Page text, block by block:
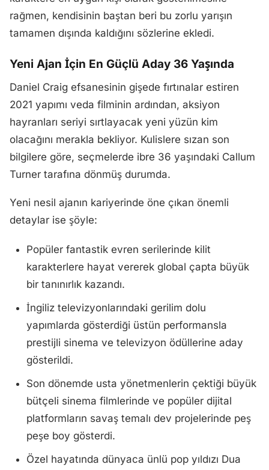
rağmen, kendisinin baştan beri bu zorlu yarışın
tamamen dışında kaldığını sözlerine ekledi.
Yeni Ajan İçin En Güçlü Aday 36 Yaşında
Daniel Craig efsanesinin gişede fırtınalar estiren
2021 yapımı veda filminin ardından, aksiyon
hayranları seriyi sırtlayacak yeni yüzün kim
olacağını merakla bekliyor. Kulislere sızan son
bilgilere göre, seçmelerde ibre 36 yaşındaki Callum
Turner tarafına dönmüş durumda.
Yeni nesil ajanın kariyerinde öne çıkan önemli
detaylar ise şöyle:
Popüler fantastik evren serilerinde kilit
karakterlere hayat vererek global çapta büyük
bir tanınırlık kazandı.
İngiliz televizyonlarındaki gerilim dolu
yapımlarda gösterdiği üstün performansla
prestijli sinema ve televizyon ödüllerine aday
gösterildi.
Son dönemde usta yönetmenlerin çektiği büyük
bütçeli sinema filmlerinde ve popüler dijital
platformların savaş temalı dev projelerinde peş
peşe boy gösterdi.
Özel hayatında dünyaca ünlü pop yıldızı Dua